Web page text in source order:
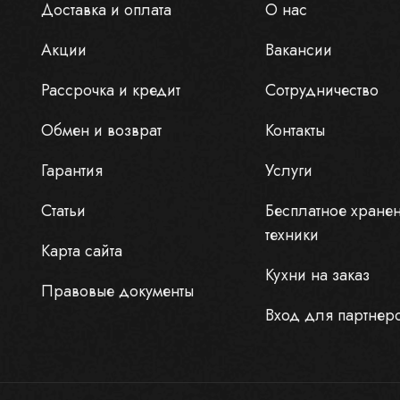
Доставка и оплата
Акции
Рассрочка и кредит
Обмен и возврат
Гарантия
Статьи
Карта сайта
Правовые документы
О нас
Вакансии
Сотрудничество
Контакты
Услуги
Бесплатное
техники
Кухни на заказ
Вход для